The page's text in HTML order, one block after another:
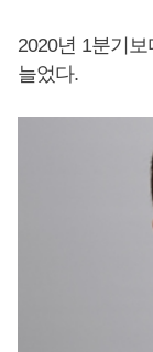
2020년 1분기
늘었다.